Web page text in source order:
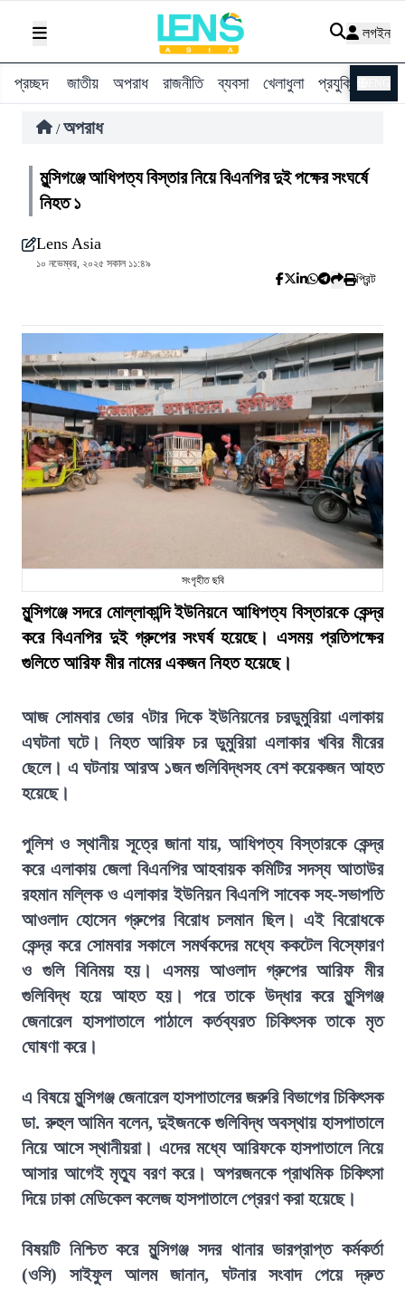
লগইন
প্রচ্ছদ জাতীয় অপরাধ রাজনীতি ব্যবসা খেলাধুলা প্রযুক্তি
/ অপরাধ
মুন্সিগঞ্জে আধিপত্য বিস্তার নিয়ে বিএনপির দুই পক্ষের সংঘর্ষে
নিহত ১
Lens Asia
১০ নভেম্বর, ২০২৫ সকাল ১১:৪৯
প্রিন্ট
সংগৃহীত ছবি
মুন্সিগঞ্জে সদরে মোল্লাকান্দি ইউনিয়নে আধিপত্য বিস্তারকে কেন্দ্র
করে বিএনপির দুই গ্রুপের সংঘর্ষ হয়েছে। এসময় প্রতিপক্ষের
গুলিতে আরিফ মীর নামের একজন নিহত হয়েছে।
আজ সোমবার ভোর ৭টার দিকে ইউনিয়নের চরডুমুরিয়া এলাকায়
এঘটনা ঘটে। নিহত আরিফ চর ডুমুরিয়া এলাকার খবির মীরের
ছেলে। এ ঘটনায় আরঅ ১জন গুলিবিদ্ধসহ বেশ কয়েকজন আহত
হয়েছে।
পুলিশ ও স্থানীয় সূত্রে জানা যায়, আধিপত্য বিস্তারকে কেন্দ্র
করে এলাকায় জেলা বিএনপির আহবায়ক কমিটির সদস্য আতাউর
রহমান মল্লিক ও এলাকার ইউনিয়ন বিএনপি সাবেক সহ-সভাপতি
আওলাদ হোসেন গ্রুপের বিরোধ চলমান ছিল। এই বিরোধকে
কেন্দ্র করে সোমবার সকালে সমর্থকদের মধ্যে ককটেল বিস্ফোরণ
ও গুলি বিনিময় হয়। এসময় আওলাদ গ্রুপের আরিফ মীর
গুলিবিদ্ধ হয়ে আহত হয়। পরে তাকে উদ্ধার করে মুন্সিগঞ্জ
জেনারেল হাসপাতালে পাঠালে কর্তব্যরত চিকিৎসক তাকে মৃত
ঘোষণা করে।
এ বিষয়ে মুন্সিগঞ্জ জেনারেল হাসপাতালের জরুরি বিভাগের চিকিৎসক
ডা. রুহুল আমিন বলেন, দুইজনকে গুলিবিদ্ধ অবস্থায় হাসপাতালে
নিয়ে আসে স্থানীয়রা। এদের মধ্যে আরিফকে হাসপাতালে নিয়ে
আসার আগেই মৃত্যু বরণ করে। অপরজনকে প্রাথমিক চিকিৎসা
দিয়ে ঢাকা মেডিকেল কলেজ হাসপাতালে প্রেরণ করা হয়েছে।
বিষয়টি নিশ্চিত করে মুন্সিগঞ্জ সদর থানার ভারপ্রাপ্ত কর্মকর্তা
(ওসি) সাইফুল আলম জানান, ঘটনার সংবাদ পেয়ে দ্রুত